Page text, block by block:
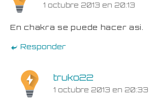
1 octubre 2013 en 20:13
En chakra se puede hacer asi.
Responder
truko22
1 octubre 2013 en 20:33